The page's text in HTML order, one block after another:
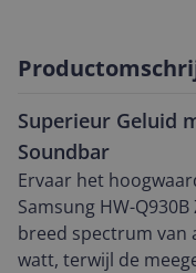
Superieur Geluid
Soundbar
Ervaar het
Samsung HW-
breed spectrum van
watt, terwijl de